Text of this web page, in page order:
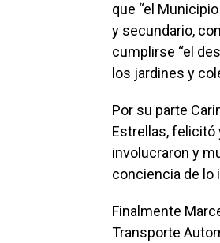
que “el
y secundario,
cumplirse “el
los jardines y
Por su parte
Estrellas, felicitó
involucraron y
conciencia de lo
Finalmente
Transporte